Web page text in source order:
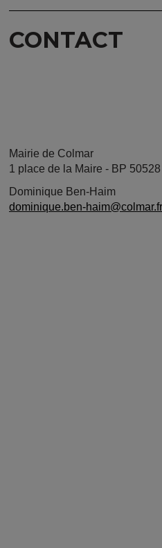
CONTACT
Mairie de Colmar
1 place de la Maire - BP
Dominique Ben-Haim
dominique.ben-haim@colmar.fr